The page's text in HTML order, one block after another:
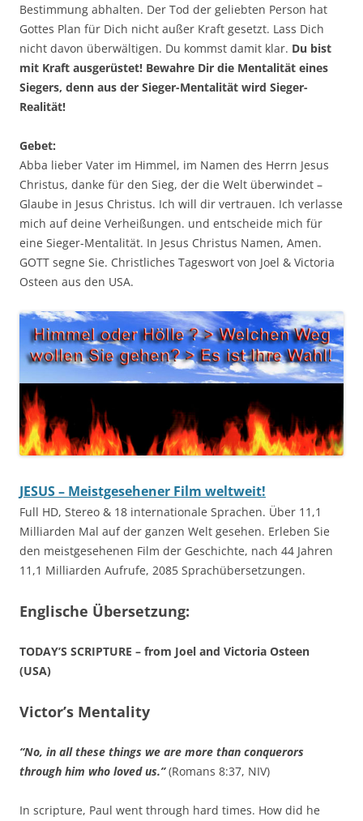
Bestimmung abhalten. Der Tod der geliebten Person hat
Gottes Plan für Dich nicht außer Kraft gesetzt. Lass Dich
nicht davon überwältigen. Du kommst damit klar. Du bist
mit Kraft ausgerüstet! Bewahre Dir die Mentalität eines
Siegers, denn aus der Sieger-Mentalität wird Sieger-
Realität!
Gebet:
Abba lieber Vater im Himmel, im Namen des Herrn Jesus
Christus, danke für den Sieg, der die Welt überwindet –
Glaube in Jesus Christus. Ich will dir vertrauen. Ich verlasse
mich auf deine Verheißungen. und entscheide mich für
eine Sieger-Mentalität. In Jesus Christus Namen, Amen.
GOTT segne Sie. Christliches Tageswort von Joel & Victoria
Osteen aus den USA.
JESUS – Meistgesehener Film weltweit!
Full HD, Stereo & 18 internationale Sprachen. Über 11,1
Milliarden Mal auf der ganzen Welt gesehen. Erleben Sie
den meistgesehenen Film der Geschichte, nach 44 Jahren
11,1 Milliarden Aufrufe, 2085 Sprachübersetzungen.
Englische Übersetzung:
TODAY’S SCRIPTURE – from Joel and Victoria Osteen
(USA)
Victor’s Mentality
“No, in all these things we are more than conquerors
through him who loved us.”(Romans 8:37, NIV)
In scripture, Paul went through hard times. How did he